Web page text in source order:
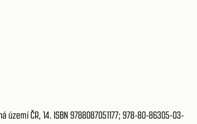
ČR, 14. ISBN 9788087051177; 978-80-86305-03-